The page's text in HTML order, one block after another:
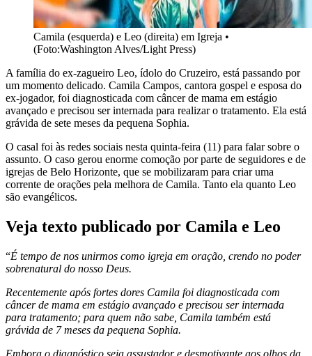
Camila (esquerda) e Leo (direita) em Igreja •
(Foto:Washington Alves/Light Press)
A família do ex-zagueiro Leo, ídolo do Cruzeiro, está passando por
um momento delicado. Camila Campos, cantora gospel e esposa do
ex-jogador, foi diagnosticada com câncer de mama em estágio
avançado e precisou ser internada para realizar o tratamento. Ela está
grávida de sete meses da pequena Sophia.
O casal foi às redes sociais nesta quinta-feira (11) para falar sobre o
assunto. O caso gerou enorme comoção por parte de seguidores e de
igrejas de Belo Horizonte, que se mobilizaram para criar uma
corrente de orações pela melhora de Camila. Tanto ela quanto Leo
são evangélicos.
Veja texto publicado por Camila e Leo
“É tempo de nos unirmos como igreja em oração, crendo no poder
sobrenatural do nosso Deus.
Recentemente após fortes dores Camila foi diagnosticada com
câncer de mama em estágio avançado e precisou ser internada
para tratamento; para quem não sabe, Camila também está
grávida de 7 meses da pequena Sophia.